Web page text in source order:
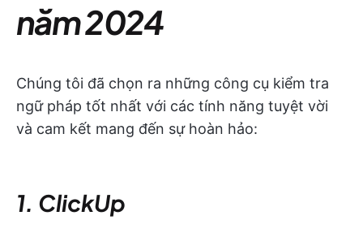
năm 2024
Chúng tôi đã chọn ra những công cụ kiểm tra
ngữ pháp tốt nhất với các tính năng tuyệt vời
và cam kết mang đến sự hoàn hảo:
1. ClickUp